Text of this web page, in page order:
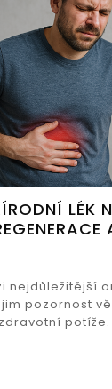
LÉK
nejdůležitější
pozornost
potíže.